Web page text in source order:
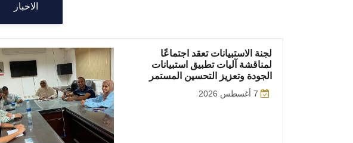
الاخبار
لجنة الاستبيانات تعقد اجتماعًا
لمناقشة آليات تطبيق استبيانات
الجودة وتعزيز التحسين المستمر
7 أغسطس 2026